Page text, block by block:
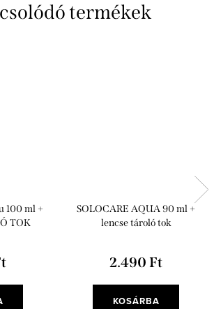
termékek
100 ml +
TOK
SOLOCARE AQUA 90 ml +
lencse tároló tok
2.490 Ft
KOSÁRBA